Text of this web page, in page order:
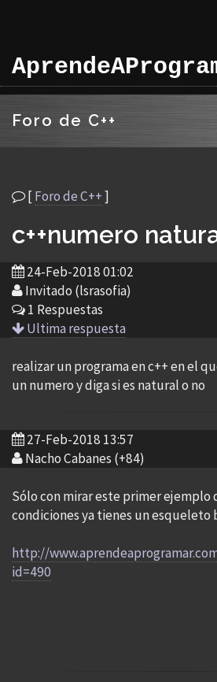
Foro de C++
[Foro de C++]
c++numero
24-Feb-2018 01:02
Invitado (lsrasofia)
1 Respuestas
Ultima respuesta
realizar un programa en c++ en el
un numero y diga si es natural o no
27-Feb-2018 13:57
Nacho Cabanes (+84)
Sólo con mirar este primer ejemplo
condiciones ya tienes un esqueleto
http://
id=490